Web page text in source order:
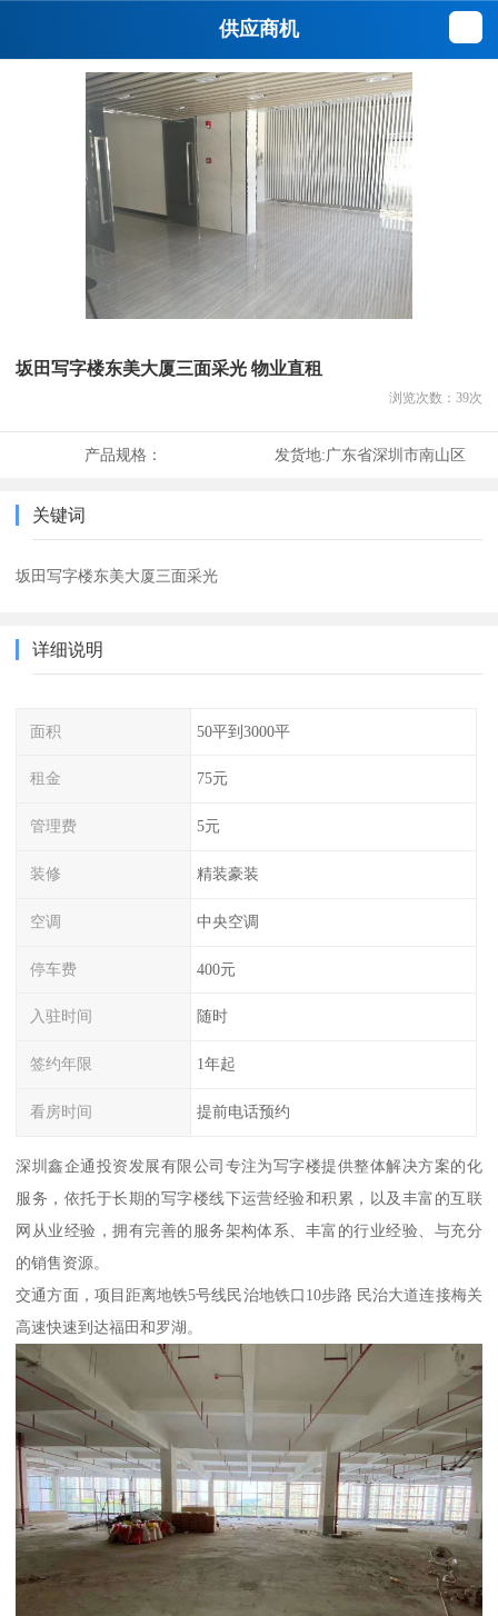
供应商机
坂田写字楼东美大厦三面采光 物业直租
浏览次数： 39次
产品规格： 发货地:广东省深圳市南山区
关键词
坂田写字楼东美大厦三面采光
详细说明
面积 50平到3000平
租金 75元
管理费 5元
装修 精装豪装
空调 中央空调
停车费 400元
入驻时间 随时
签约年限 1年起
看房时间 提前电话预约
深圳鑫企通投资发展有限公司专注为写字楼提供整体解决方案的化
服务，依托于长期的写字楼线下运营经验和积累，以及丰富的互联
网从业经验，拥有完善的服务架构体系、丰富的行业经验、与充分
的销售资源。
交通方面，项目距离地铁5号线民治地铁口10步路 民治大道连接梅关
高速快速到达福田和罗湖。